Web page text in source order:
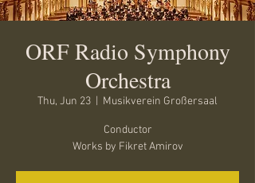
ORF Radio Symphony
Orchestra
Thu, Jun 23 Musikverein Großersaal
Conductor
Works by Fikret Amirov